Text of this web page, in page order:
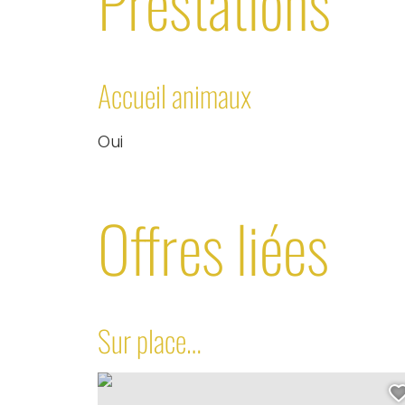
Accueil animaux
Oui
Offres liées
Sur place…
Route pittoresque de la Corniche, © Bourg